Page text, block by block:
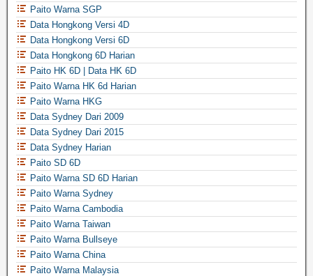
Paito Warna SGP
Data Hongkong Versi 4D
Data Hongkong Versi 6D
Data Hongkong 6D Harian
Paito HK 6D | Data HK 6D
Paito Warna HK 6d Harian
Paito Warna HKG
Data Sydney Dari 2009
Data Sydney Dari 2015
Data Sydney Harian
Paito SD 6D
Paito Warna SD 6D Harian
Paito Warna Sydney
Paito Warna Cambodia
Paito Warna Taiwan
Paito Warna Bullseye
Paito Warna China
Paito Warna Malaysia